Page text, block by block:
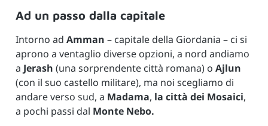
Ad un passo dalla capitale
Intorno ad Amman – capitale della Giordania – ci si
aprono a ventaglio diverse opzioni, a nord andiamo
a Jerash (una sorprendente città romana) o Ajlun
(con il suo castello militare), ma noi scegliamo di
andare verso sud, a Madama, la città dei Mosaici,
a pochi passi dal Monte Nebo.